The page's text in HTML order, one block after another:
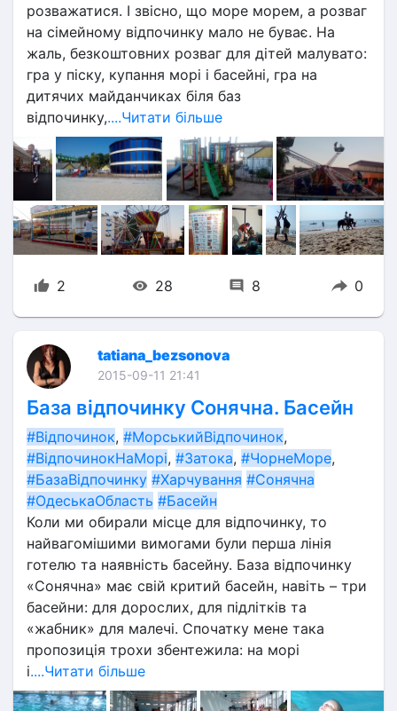
розважатися. І звісно, що море морем, а розваг
на сімейному відпочинку мало не буває. На
жаль, безкоштовних розваг для дітей малувато:
гра у піску, купання морі і басейні, гра на
дитячих майданчиках біля баз
відпочинку,....Читати більше
2 28 8 0
tatiana_bezsonova
2015-09-11 21:41
База відпочинку Сонячна. Басейн
#Відпочинок, #МорськийВідпочинок
#ВідпочинокНаМорі, #Затока, #ЧорнеМоре
#БазаВідпочинку #Харчування #Сонячна
#ОдеськаОбласть #Басейн
Коли ми обирали місце для відпочинку, то
найвагомішими вимогами були перша лінія
готелю та наявність басейну. База відпочинку
«Сонячна» має свій критий басейн, навіть – три
басейни: для дорослих, для підлітків та
«жабник» для малечі. Спочатку мене така
пропозиція трохи збентежила: на морі
і....Читати більше